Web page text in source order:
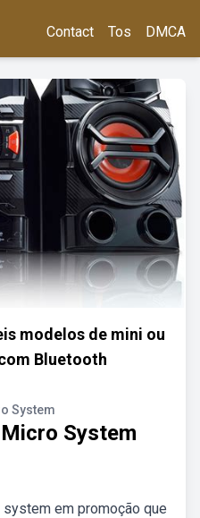
Contact Tos DMCA
modelos de mini ou
Bluetooth
System
System
em promoção que